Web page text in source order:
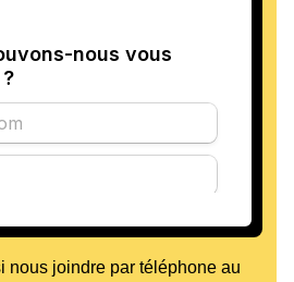
nous joindre par téléphone au